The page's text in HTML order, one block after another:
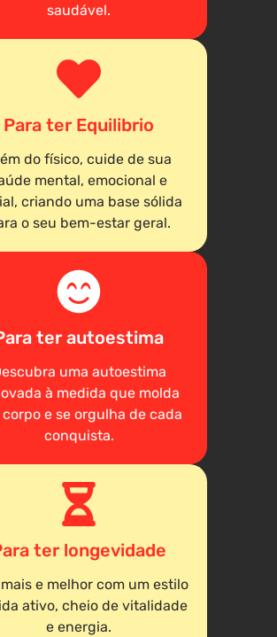
saudável.
Para ter Equilibrio
do físico, cuide de sua
mental, emocional e
criando uma base sólida
o seu bem-estar geral.
ter autoestima
uma autoestima
à medida que molda
e se orgulha de cada
conquista.
ter longevidade
e melhor com um estilo
ativo, cheio de vitalidade
e energia.